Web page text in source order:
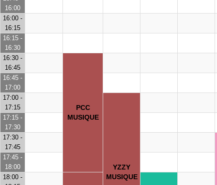
16:00
16:00 -
16:15
16:15 -
16:30
16:30 -
16:45
PCC
MUSIQUE
16:45 -
17:00
17:00 -
17:15
YZZY
MUSIQUE
17:15 -
17:30
17:30 -
17:45
17:45 -
18:00
18:00 -